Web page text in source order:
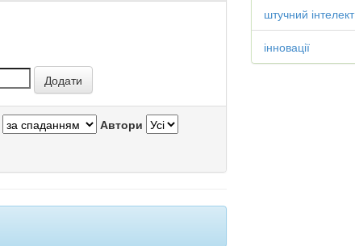
Автори
штучний інтелект
інновації